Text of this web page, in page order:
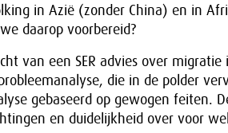
in Azië (zonder China) en in
daarop voorbereid?
van een SER advies over
die in de polder
gebaseerd op gewogen feiten.
en duidelijkheid over voor